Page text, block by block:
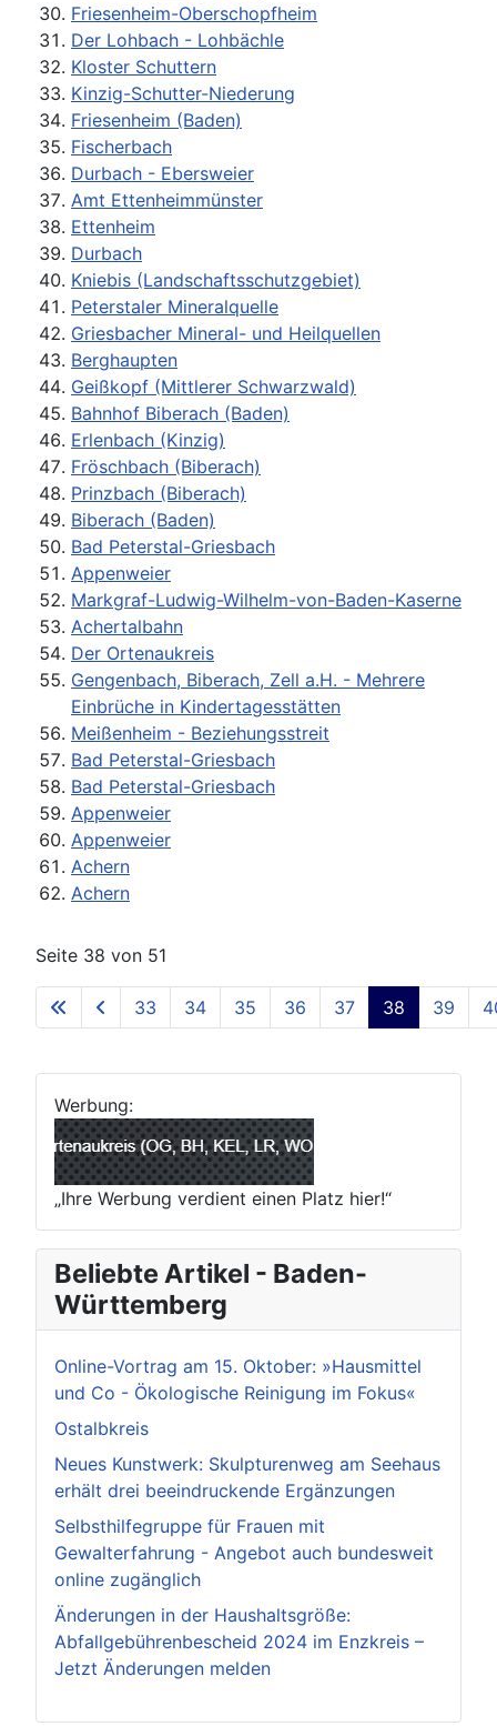
Friesenheim-Oberschopfheim
Der Lohbach - Lohbächle
Kloster Schuttern
Kinzig-Schutter-Niederung
Friesenheim (Baden)
Fischerbach
Durbach - Ebersweier
Amt Ettenheimmünster
Ettenheim
Durbach
Kniebis (Landschaftsschutzgebiet)
Peterstaler Mineralquelle
Griesbacher Mineral- und Heilquellen
Berghaupten
Geißkopf (Mittlerer Schwarzwald)
Bahnhof Biberach (Baden)
Erlenbach (Kinzig)
Fröschbach (Biberach)
Prinzbach (Biberach)
Biberach (Baden)
Bad Peterstal-Griesbach
Appenweier
Markgraf-Ludwig-Wilhelm-von-Baden-Kaserne
Achertalbahn
Der Ortenaukreis
Gengenbach, Biberach, Zell a.H. - Mehrere
Einbrüche in Kindertagesstätten
Meißenheim - Beziehungsstreit
Bad Peterstal-Griesbach
Bad Peterstal-Griesbach
Appenweier
Appenweier
Achern
Achern
Seite 38 von 51
33 34 35 36 37 38 39
Werbung:
„Ihre Werbung verdient einen Platz hier!“
Beliebte Artikel - Baden-
Württemberg
Online-Vortrag am 15. Oktober: »Hausmittel
und Co - Ökologische Reinigung im Fokus«
Ostalbkreis
Neues Kunstwerk: Skulpturenweg am Seehaus
erhält drei beeindruckende Ergänzungen
Selbsthilfegruppe für Frauen mit
Gewalterfahrung - Angebot auch bundesweit
online zugänglich
Änderungen in der Haushaltsgröße:
Abfallgebührenbescheid 2024 im Enzkreis –
Jetzt Änderungen melden